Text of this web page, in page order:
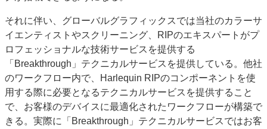
それに伴い、グローバルグラフィックスでは当社のカラーサ
イエンティストやスクリーニング、RIPのエキスパートがプ
ロフェッショナルな技術サービスを提供する
「Breakthrough」テクニカルサービスを提供している。他社
のワークフロー内で、Harlequin RIPのコンポーネントを使
用する際に必要となるテクニカルサービスを提供すること
で、お客様のデバイスに最適化されたワークフローが構築で
きる。実際に「Breakthrough」テクニカルサービスではお客